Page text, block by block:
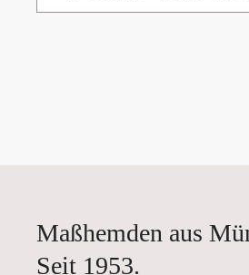
Maßhemden aus
Seit 1953.